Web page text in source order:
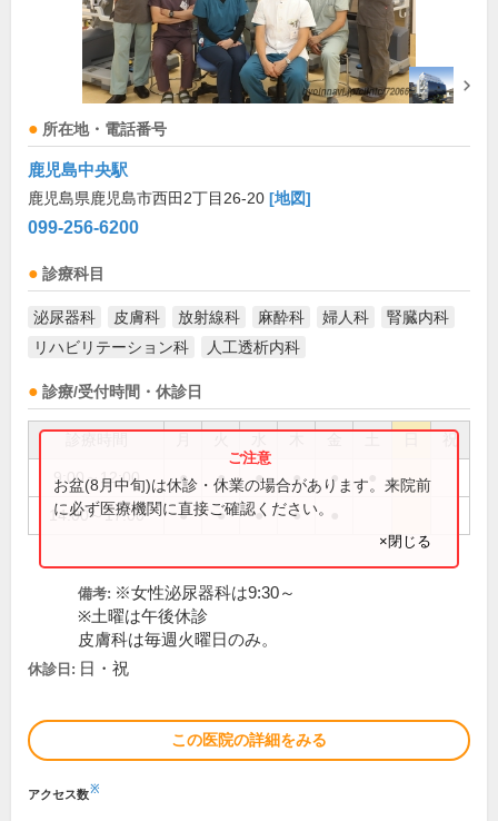
所在地・電話番号
鹿児島中央駅
鹿児島県鹿児島市西田2丁目26-20 [地図]
099-256-6200
診療科目
泌尿器科 皮膚科 放射線科 麻酔科 婦人科
腎臓内科
リハビリテーション科
人工透析内科
診療/受付時間・休診日
祝
9:00～12:00 ● ● ● ● ●
14:00～17:00 ● ● ● ●
お盆(8月中旬)は休診・休業の場合があります。来院前
に必ず医療機関に直接ご確認ください。
×閉じる
備考: ※女性泌尿器科は9:30～
※土曜は午後休診
皮膚科は毎週火曜日のみ。
休診日: 日・祝
この医院の詳細をみる
アクセス数※